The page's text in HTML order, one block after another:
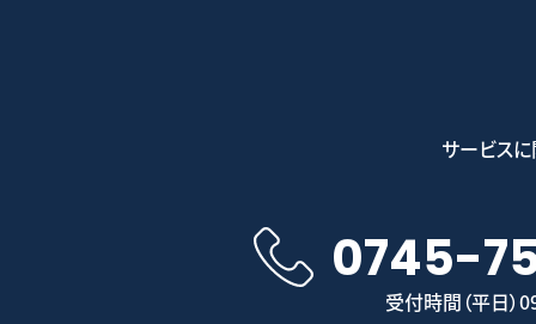
サービス
0745-
受付時間（平日